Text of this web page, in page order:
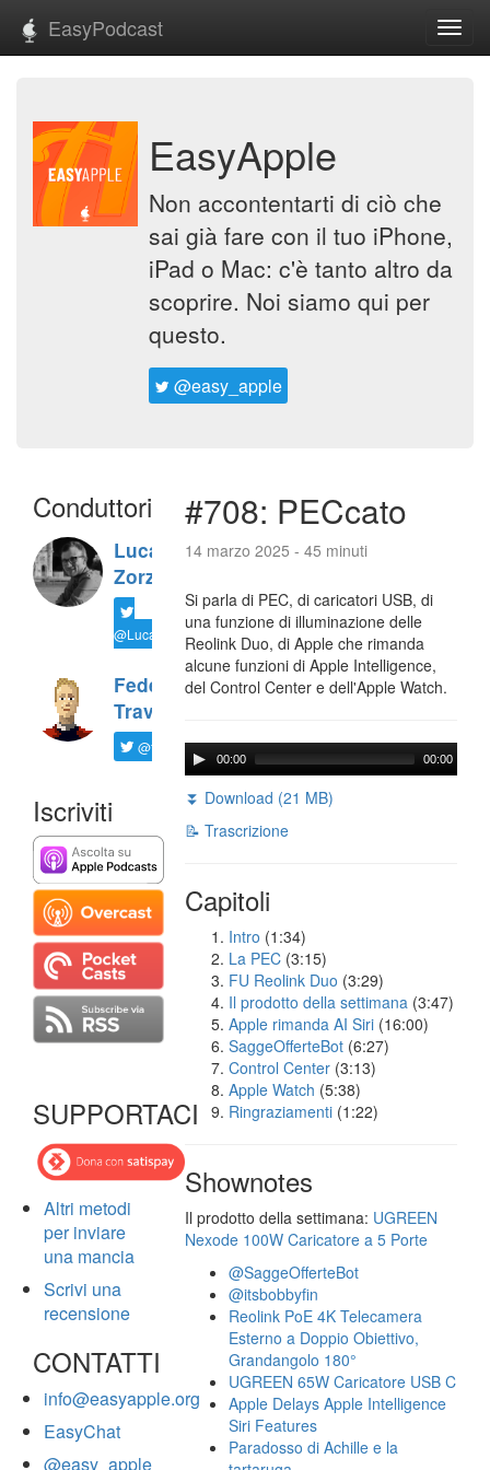
EasyPodcast
EasyApple
Non accontentarti di ciò che
sai già fare con il tuo iPhone,
iPad o Mac: c'è tanto altro da
scoprire. Noi siamo qui per
questo.
@easy_apple
Conduttori
Luca
Zorzi
@LucaTNT
Federico
Travaini
@ftrava
Iscriviti
SUPPORTACI
Altri metodi
per inviare
una mancia
Scrivi una
recensione
CONTATTI
info@easyapple.org
EasyChat
@easy_apple
#708: PECcato
14 marzo 2025 - 45 minuti
Si parla di PEC, di caricatori USB, di
una funzione di illuminazione delle
Reolink Duo, di Apple che rimanda
alcune funzioni di Apple Intelligence,
del Control Center e dell'Apple Watch.
00:00 00:00
⏬ Download (21 MB)
📝 Trascrizione
Capitoli
Intro (1:34)
La PEC (3:15)
FU Reolink Duo (3:29)
Il prodotto della settimana (3:47)
Apple rimanda AI Siri (16:00)
SaggeOfferteBot (6:27)
Control Center (3:13)
Apple Watch (5:38)
Ringraziamenti (1:22)
Shownotes
Il prodotto della settimana: UGREEN
Nexode 100W Caricatore a 5 Porte
@SaggeOfferteBot
@itsbobbyfin
Reolink PoE 4K Telecamera
Esterno a Doppio Obiettivo,
Grandangolo 180°
UGREEN 65W Caricatore USB C
Apple Delays Apple Intelligence
Siri Features
Paradosso di Achille e la